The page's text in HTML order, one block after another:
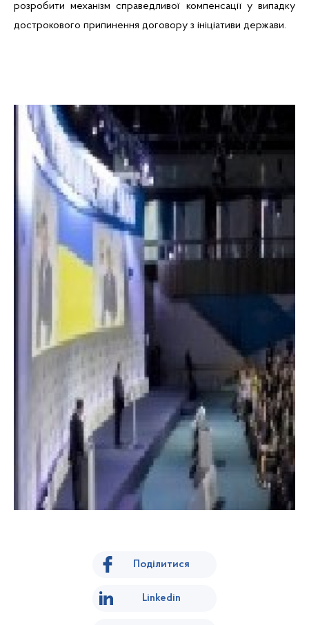
розробити механізм справедливої компенсації у випадку
дострокового припинення договору з ініціативи держави.
Поділитися
Linkedin